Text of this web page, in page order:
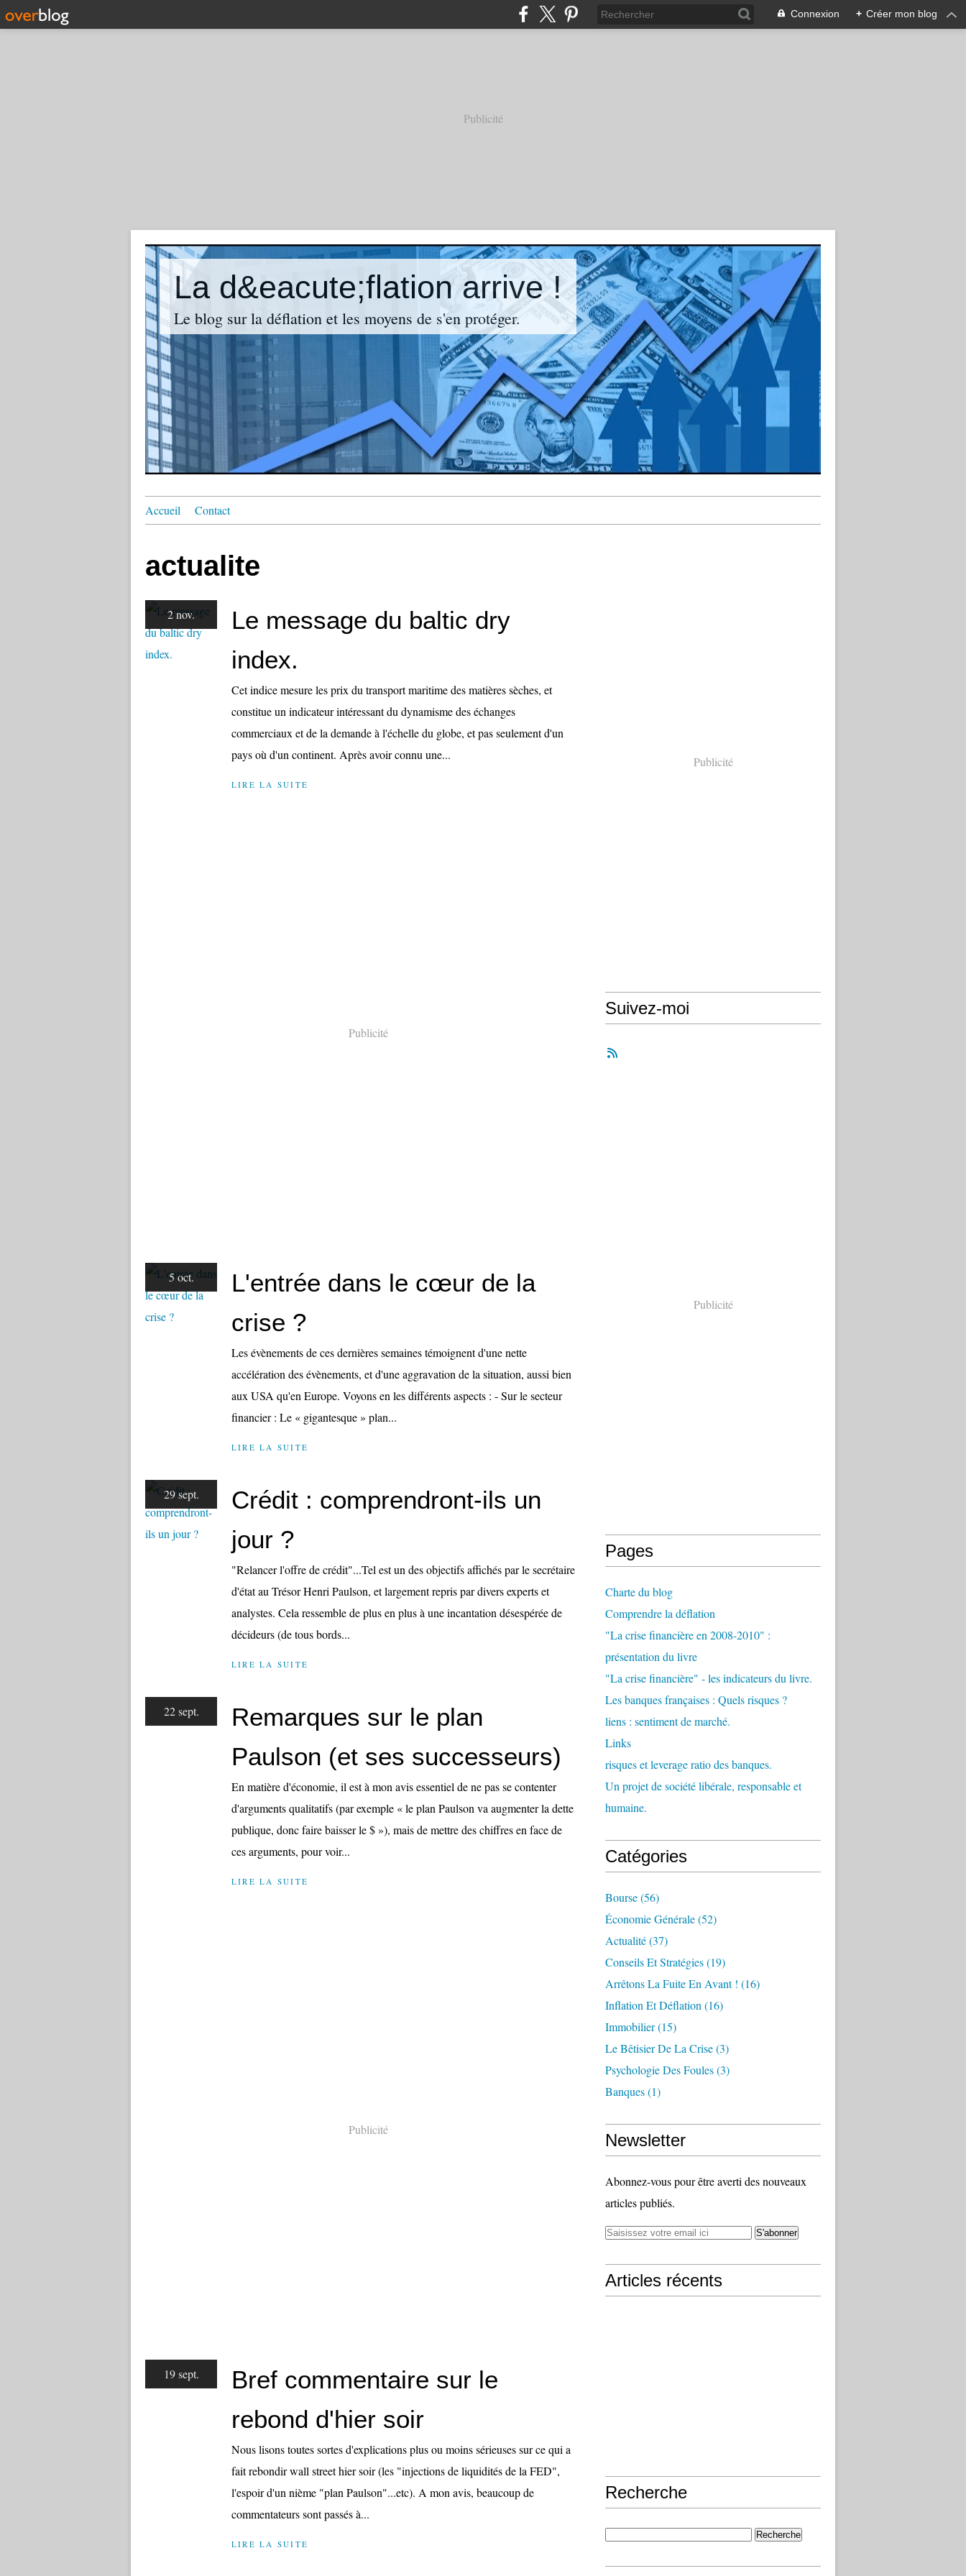
Connexion + Créer mon blog
Publicité
La d&eacute;flation arrive !
Le blog sur la déflation et les moyens de s'en protéger.
Accueil Contact
actualite
2 nov.
Le message du baltic dry
index.
Cet indice mesure les prix du transport maritime des matières sèches, et
constitue un indicateur intéressant du dynamisme des échanges
commerciaux et de la demande à l'échelle du globe, et pas seulement d'un
pays où d'un continent. Après avoir connu une...
LIRE LA SUITE
Publicité
5 oct.
L'entrée dans le cœur de la
crise ?
Les évènements de ces dernières semaines témoignent d'une nette
accélération des évènements, et d'une aggravation de la situation, aussi bien
aux USA qu'en Europe. Voyons en les différents aspects : - Sur le secteur
financier : Le « gigantesque » plan...
LIRE LA SUITE
29 sept.
Crédit : comprendront-ils un
jour ?
"Relancer l'offre de crédit"...Tel est un des objectifs affichés par le secrétaire
d'état au Trésor Henri Paulson, et largement repris par divers experts et
analystes. Cela ressemble de plus en plus à une incantation désespérée de
décideurs (de tous bords...
LIRE LA SUITE
22 sept.
Remarques sur le plan
Paulson (et ses successeurs)
En matière d'économie, il est à mon avis essentiel de ne pas se contenter
d'arguments qualitatifs (par exemple « le plan Paulson va augmenter la dette
publique, donc faire baisser le $ »), mais de mettre des chiffres en face de
ces arguments, pour voir...
LIRE LA SUITE
Publicité
19 sept.
Bref commentaire sur le
rebond d'hier soir
Nous lisons toutes sortes d'explications plus ou moins sérieuses sur ce qui a
fait rebondir wall street hier soir (les "injections de liquidités de la FED",
l'espoir d'un nième "plan Paulson"...etc). A mon avis, beaucoup de
commentateurs sont passés à...
LIRE LA SUITE
Publicité
Suivez-moi
Publicité
Pages
Charte du blog
Comprendre la déflation
"La crise financière en 2008-2010" :
présentation du livre
"La crise financière" - les indicateurs du livre.
Les banques françaises : Quels risques ?
liens : sentiment de marché.
Links
risques et leverage ratio des banques.
Un projet de société libérale, responsable et
humaine.
Catégories
Bourse(56)
Économie Générale(52)
Actualité(37)
Conseils Et Stratégies(19)
Arrêtons La Fuite En Avant ! (16)
Inflation Et Déflation (16)
Immobilier(15)
Le Bêtisier De La Crise(3)
Psychologie Des Foules(3)
Banques(1)
Newsletter
Abonnez-vous pour être averti des nouveaux
articles publiés.
Articles récents
Recherche